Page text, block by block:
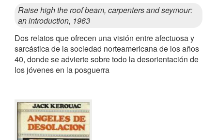
Raise high the roof beam, carpenters and seymour:
an introduction, 1963
Dos relatos que ofrecen una visión entre afectuosa y
sarcástica de la sociedad norteamericana de los años
40, donde se advierte sobre todo la desorientación de
los jóvenes en la posguerra